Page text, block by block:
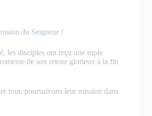
du Seigneur !
les disciples ont reçu une triple
de son retour glorieux à la fin
tour, poursuivons leur mission dans